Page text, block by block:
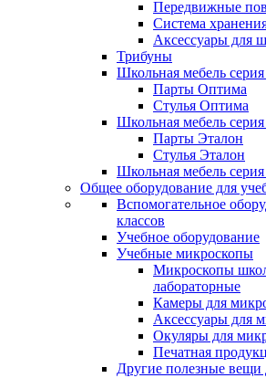
Передвижные
Система
Аксессуары для
Трибуны
Школьная мебель
Парты Оптима
Стулья Оптима
Школьная мебель
Парты Эталон
Стулья Эталон
Школьная мебель
Общее оборудование для
Вспомогательное
классов
Учебное оборудование
Учебные микроскопы
Микроскопы
лабораторные
Камеры для
Аксессуары для
Окуляры для
Печатная
Другие полезные вещи